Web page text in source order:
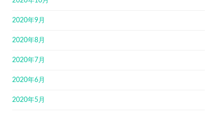
2020年9月
2020年8月
2020年7月
2020年6月
2020年5月